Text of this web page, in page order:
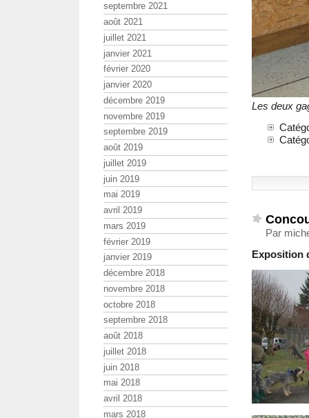
Les deux
Par
Exposition
septembre 2021
août 2021
juillet 2021
janvier 2021
février 2020
janvier 2020
décembre 2019
novembre 2019
septembre 2019
août 2019
juillet 2019
juin 2019
mai 2019
avril 2019
mars 2019
février 2019
janvier 2019
décembre 2018
novembre 2018
octobre 2018
septembre 2018
août 2018
juillet 2018
juin 2018
mai 2018
avril 2018
mars 2018